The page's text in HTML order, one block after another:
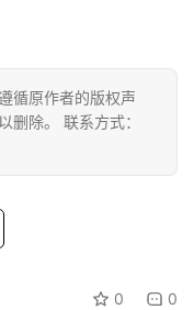
循原作者的版权声
删除。 联系方式：
0 0